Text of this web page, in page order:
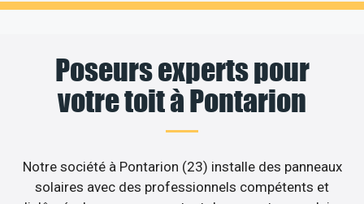
Poseurs experts pour
votre toit à Pontarion
Notre société à Pontarion (23) installe des panneaux
solaires avec des professionnels compétents et